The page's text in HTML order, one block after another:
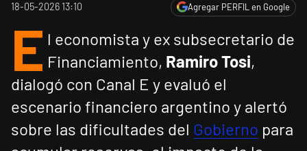
18-05-2026 13:10 Agregar PERFIL en Google
E l economista y ex subsecretario de
Financiamiento, Ramiro Tosi,
dialogó con Canal E y evaluó el
escenario financiero argentino y alertó
sobre las dificultades del Gobierno para